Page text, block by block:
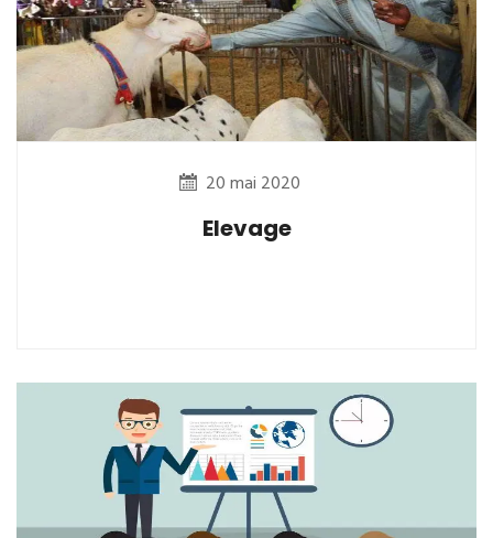
20 mai 2020
Elevage